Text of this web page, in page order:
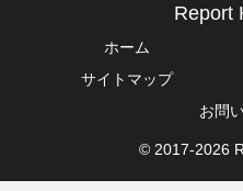
Report
ホーム
サイトマップ
お問
© 2017-2026